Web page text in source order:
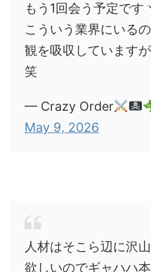
もう1回会う予定です
こういう業界にいる
観を吸収しています
笑
— Crazy Order
May 9, 2026
人材はそこら辺に沢
欲しいのでギャハハ